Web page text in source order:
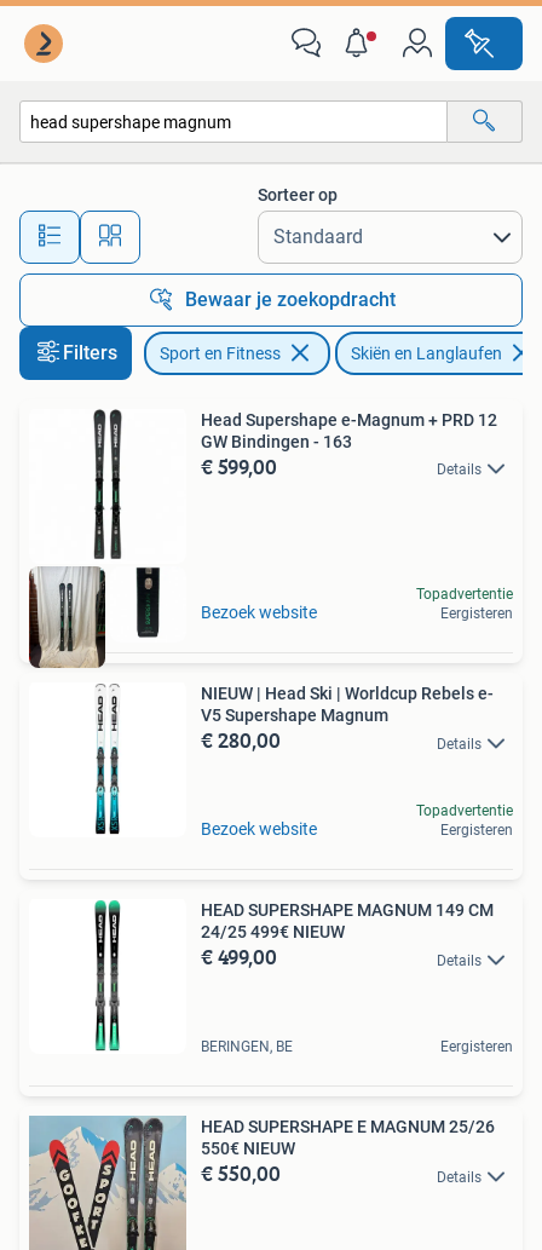
Alle afstanden…
Sorteer op
Bewaar je zoekopdracht
Filters Sport en Fitness Skiën en Langlaufen
Head Supershape e-Magnum + PRD 12
GW Bindingen - 163
€ 599,00 Details
Bezoek website
Topadvertentie
Eergisteren
NIEUW | Head Ski | Worldcup Rebels e-
V5 Supershape Magnum
€ 280,00 Details
Bezoek website
Topadvertentie
Eergisteren
HEAD SUPERSHAPE MAGNUM 149 CM
24/25 499€ NIEUW
€ 499,00 Details
BERINGEN, BE Eergisteren
HEAD SUPERSHAPE E MAGNUM 25/26
550€ NIEUW
€ 550,00 Details